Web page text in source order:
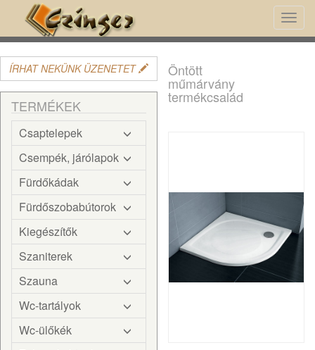
ÍRHAT NEKÜNK ÜZENETET
TERMÉKEK
Csaptelepek
Csempék, járólapok
Fürdőkádak
Fürdőszobabútorok
Kiegészítők
Szaniterek
Szauna
Wc-tartályok
Wc-ülőkék
Öntött
műmárvány
termékcsalád